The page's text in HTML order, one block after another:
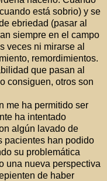
está sobrio) y se
ebriedad (pasar al
siempre en el campo
veces ni mirarse al
remordimientos.
que pasan al
consiguen, otros son
me ha permitido ser
ha intentado
algún lavado de
pacientes han podido
su problemática
una nueva perspectiva
de haber